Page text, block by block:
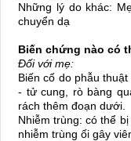
Những lý do khác:
chuyển dạ
Biến chứng nào có
Đối với mẹ:
Biến cố do phẫu
- tử cung, rò bàng
rách thêm đoạn dưới.
Nhiễm trùng: có thể
nhiễm trùng ối gây